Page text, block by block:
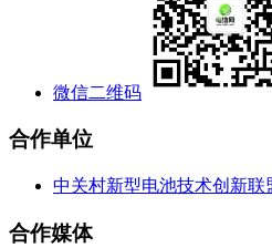
微信二维码
合作单位
中关村新型电池技术创新联
合作媒体